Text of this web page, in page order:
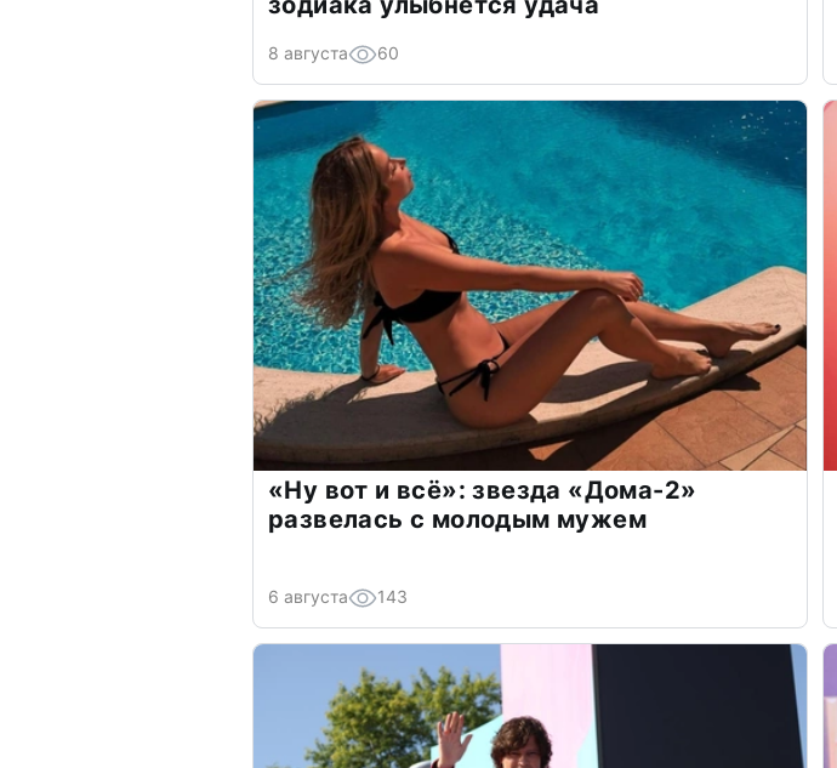
8 августа 60
«Ну вот и всё»: звезда «Дома-2»
развелась с молодым мужем
6 августа 143